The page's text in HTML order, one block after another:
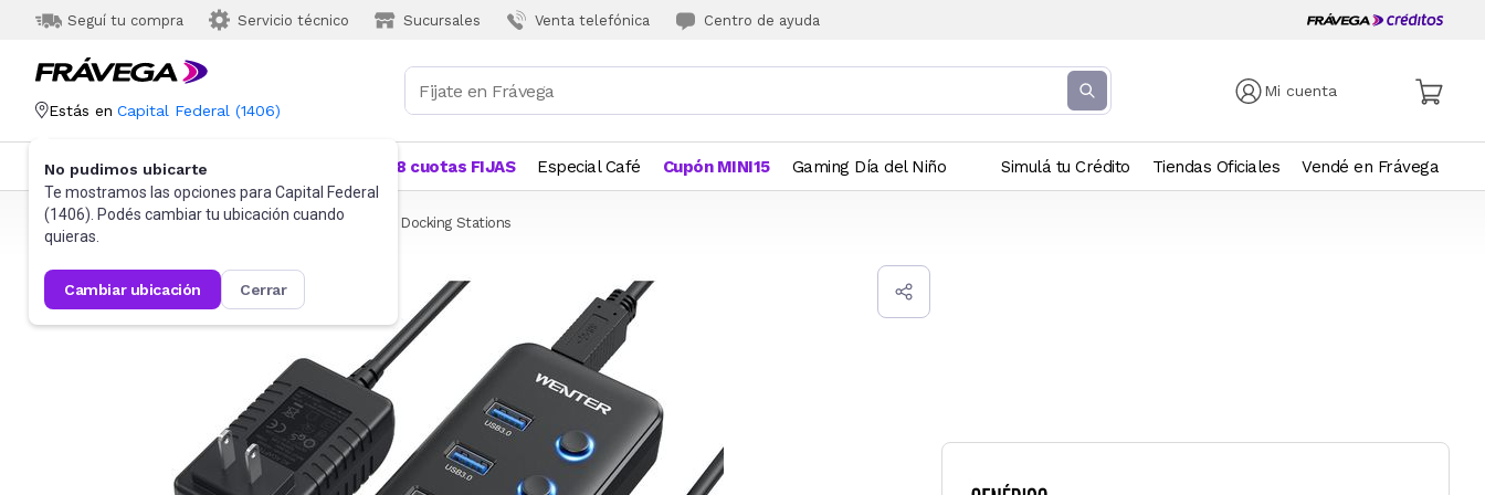
Seguí tu compra Servicio técnico Sucursales Venta telefónica Centro de ayuda
Mi cuenta
Estás en Capital Federal (1406)
No pudimos ubicarte
Te mostramos las opciones para Capital Federal
(1406). Podés cambiar tu ubicación cuando
quieras.
cambiar ubicación cerrar
Categorías Más Vendidos 18 cuotas FIJAS Especial Café Cupón MINI15 Gaming Día del Niño Simulá tu Crédito Tiendas Oficiales Vendé en Frávega
Frávega Informática Accesorios de Informática Docking Stations